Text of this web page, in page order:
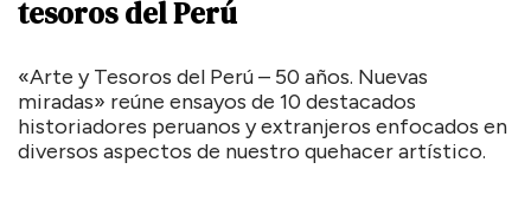
tesoros delPerú
«Arte y Tesoros del Perú – 50 años. Nuevas
miradas» reúne ensayos de 10 destacados
historiadores peruanos y extranjeros enfocados en
diversos aspectos de nuestro quehacer artístico.